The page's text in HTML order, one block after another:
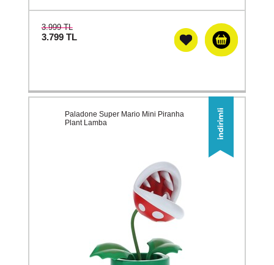
3.999 TL
3.799 TL
Paladone Super Mario Mini Piranha
Plant Lamba